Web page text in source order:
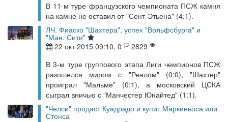
В 11-м туре французского чемпионата ПСЖ камня
на камне не оставил от "Сент-Этьена" (4:1).
ЛЧ. Фиаско "Шахтера", успех "Вольфсбурга" и
"Ман. Сити"
22 окт 2015 09:10, 0
2829
В 3-м туре группового этапа Лиги чемпионов ПСЖ
разошелся миром с "Реалом" (0:0), "Шахтер"
проиграл "Мальме" (0:1), а московский ЦСКА
сыграл вничью с "Манчестер Юнайтед" (1:1).
"Челси" продаст Куадрадо и купит Маркиньоса или
Стонса